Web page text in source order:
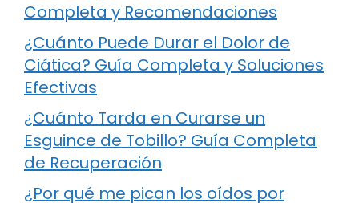
Completa y Recomendaciones
¿Cuánto Puede Durar el Dolor de
Ciática? Guía Completa y Soluciones
Efectivas
¿Cuánto Tarda en Curarse un
Esguince de Tobillo? Guía Completa
de Recuperación
¿Por qué me pican los oídos por